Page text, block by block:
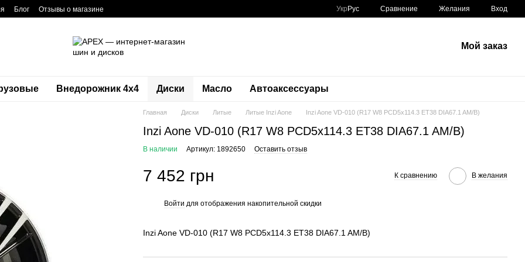
Блог Отзывы о магазине Укр Рус Сравнение Желания Вход
Мой заказ
Внедорожник 4х4 Диски Масло Автоаксессуары
Главная Диски Литые Литые Inzi Aone Inzi Aone VD-010 (R17 W8 PCD5x114.3 ET38 DIA67.1 AM/B)
Inzi Aone VD-010 (R17 W8 PCD5x114.3 ET38 DIA67.1 AM/B)
В наличии Артикул: 1892650 Оставить отзыв
7 452 грн К сравнению В желания
Войти для отображения накопительной скидки
Inzi Aone VD-010 (R17 W8 PCD5x114.3 ET38 DIA67.1 AM/B)